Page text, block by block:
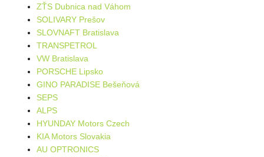
ZŤS Dubnica nad Váhom
SOLIVARY Prešov
SLOVNAFT Bratislava
TRANSPETROL
VW Bratislava
PORSCHE Lipsko
GINO PARADISE Bešeňová
SEPS
ALPS
HYUNDAY Motors Czech
KIA Motors Slovakia
AU OPTRONICS